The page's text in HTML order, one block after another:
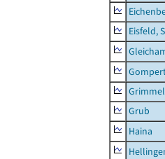
Eisfeld,
Grub
Haina